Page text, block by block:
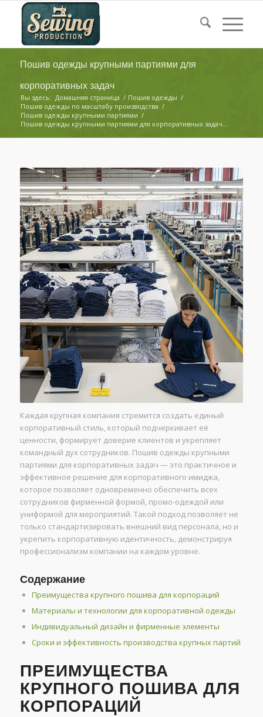
Пошив одежды крупными партиями для
корпоративных задач
Вы здесь: Домашняя страница / Пошив одежды /
Пошив одежды по масштабу производства /
Пошив одежды крупными партиями /
Пошив одежды крупными партиями для корпоративных задач...
Каждая крупная компания стремится создать единый
корпоративный стиль, который подчеркивает её
ценности, формирует доверие клиентов и укрепляет
командный дух сотрудников. Пошив одежды крупными
партиями для корпоративных задач — это практичное и
эффективное решение для корпоративного имиджа,
которое позволяет одновременно обеспечить всех
сотрудников фирменной формой, промо-одеждой или
униформой для мероприятий. Такой подход позволяет не
только стандартизировать внешний вид персонала, но и
укрепить корпоративную идентичность, демонстрируя
профессионализм компании на каждом уровне.
Содержание
Преимущества крупного пошива для корпораций
Материалы и технологии для корпоративной одежды
Индивидуальный дизайн и фирменные элементы
Сроки и эффективность производства крупных партий
ПРЕИМУЩЕСТВА
КРУПНОГО ПОШИВА ДЛЯ
КОРПОРАЦИЙ